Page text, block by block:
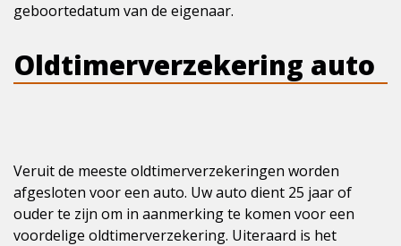
geboortedatum van de eigenaar.
Oldtimerverzekering auto
Veruit de meeste oldtimerverzekeringen worden
afgesloten voor een auto. Uw auto dient 25 jaar of
ouder te zijn om in aanmerking te komen voor een
voordelige oldtimerverzekering. Uiteraard is het